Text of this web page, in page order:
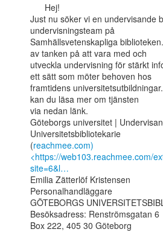
Just nu söker vi en undervisande
undervisningsteam på
Samhällsvetenskapliga
av tanken på att vara med och
utveckla undervisning för stärkt
ett sätt som möter behoven hos
framtidens
kan du läsa mer om tjänsten
via nedan länk.
Göteborgs universitet |
Universitetsbibliotekarie
(reachmee.com)
<https://web103.reachmee.com/
site=6&l…
Emilia Zätterlöf Kristensen
Personalhandläggare
GÖTEBORGS
Besöksadress: Renströmsgatan 6
Box 222, 405 30 Göteborg